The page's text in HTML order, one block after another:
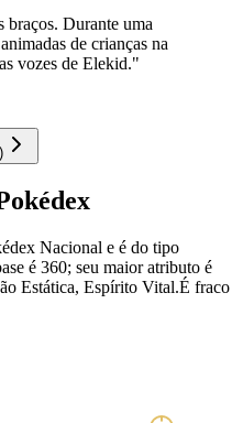
braços. Durante uma
de crianças na
vozes de Elekid."
)
Nacional e é do tipo
é 360; seu maior atributo é
Estática, Espírito Vital.É fraco